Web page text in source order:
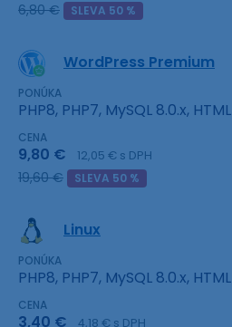
6,80 € SLEVA 50 %
WordPress Premium
PONÚKA
PHP8, PHP7, MySQL 8.0.x, HTML
CENA
9,80 € 12,05 € s DPH
19,60 € SLEVA 50 %
Linux
PONÚKA
PHP8, PHP7, MySQL 8.0.x, HTML
CENA
3,40 € 4,18 € s DPH